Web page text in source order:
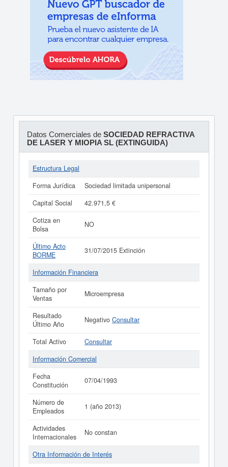
Datos Comerciales de SOCIEDAD REFRACTIVA
DE LASER Y MIOPIA SL (EXTINGUIDA)
Estructura Legal
Forma Jurídica
Sociedad limitada unipersonal
Capital Social
42.971,5 €
Cotiza en
Bolsa
NO
Último Acto
BORME
31/07/2015 Extinción
Información Financiera
Tamaño por
Ventas
Microempresa
Resultado
Último Año
Negativo Consultar
Total Activo
Consultar
Información Comercial
Fecha
Constitución
07/04/1993
Número de
Empleados
1 (año 2013)
Actividades
Internacionales
No constan
Otra Información de Interés